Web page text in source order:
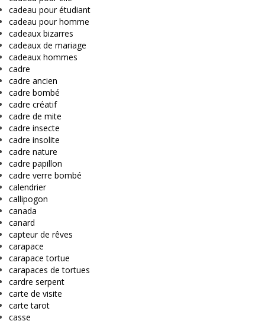
cadeau pour étudiant
cadeau pour homme
cadeaux bizarres
cadeaux de mariage
cadeaux hommes
cadre
cadre ancien
cadre bombé
cadre créatif
cadre de mite
cadre insecte
cadre insolite
cadre nature
cadre papillon
cadre verre bombé
calendrier
callipogon
canada
canard
capteur de rêves
carapace
carapace tortue
carapaces de tortues
cardre serpent
carte de visite
carte tarot
casse